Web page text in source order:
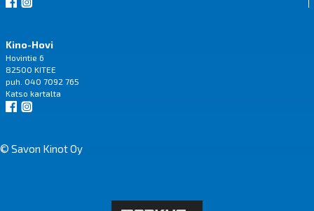
Kino-Hovi
Hovintie 6
82500 KITEE
puh. 040 7092 765
Katso kartalta
© Savon Kinot Oy